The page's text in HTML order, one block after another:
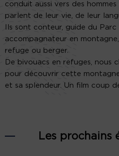
conduit aussi vers des
parlent de leur vie, de leur
Ils sont conteur, guide du
accompagnateur en
refuge ou berger.
De bivouacs en refuges, nous
pour découvrir cette
et sa splendeur. Un film coup
Les prochains